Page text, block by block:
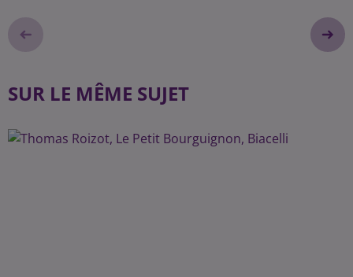
SUR LE MÊME SUJET